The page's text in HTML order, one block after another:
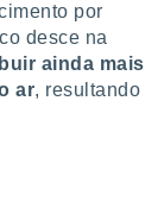
por
desce na
ainda mais
ar, resultando